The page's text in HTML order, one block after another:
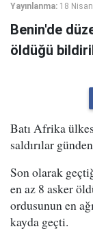
Yayınlanma: 18
Benin'de
öldüğü
Batı Afrika
saldırılar
Son olarak
en az 8 asker
ordusunun en
kayda geçti.